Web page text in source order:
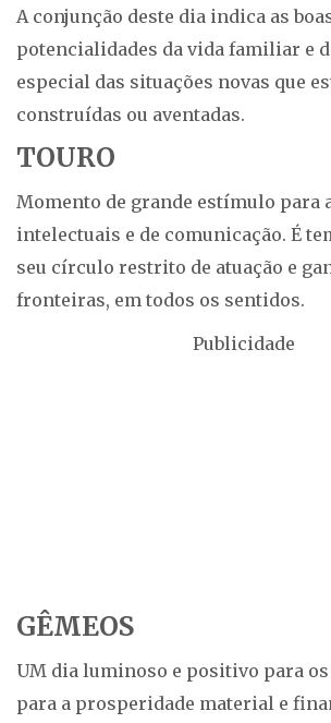
A conjunção deste dia indica as
potencialidades da vida familiar e
especial das situações novas que
construídas ou aventadas.
TOURO
Momento de grande estímulo para
intelectuais e de comunicação. É
seu círculo restrito de atuação e
fronteiras, em todos os sentidos.
Publicidade
GÊMEOS
UM dia luminoso e positivo para
para a prosperidade material e